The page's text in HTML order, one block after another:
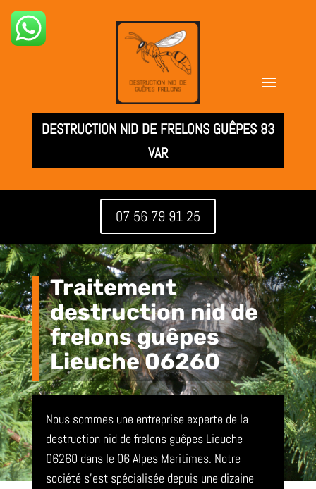
DESTRUCTION NID DE FRELONS GUÊPES 83
VAR
07 56 79 91 25
Traitement
destruction nid de
frelons guêpes
Lieuche 06260
Nous sommes une entreprise experte de la
destruction nid de frelons guêpes Lieuche
06260 dans le 06 Alpes Maritimes. Notre
société s’est spécialisée depuis une dizaine